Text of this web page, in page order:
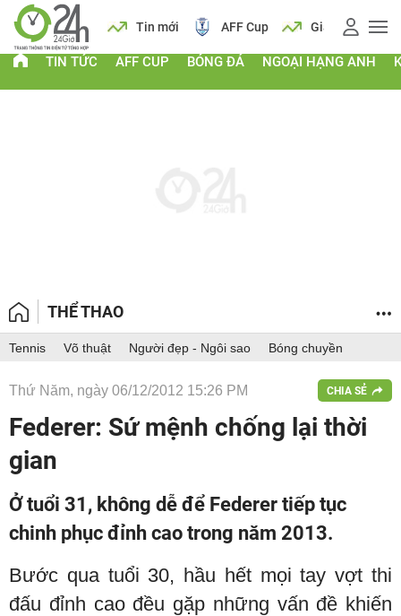
Lịch Tin mới AFF Cup Giá vàng
TIN TỨC AFF CUP BÓNG ĐÁ NGOẠI HẠNG ANH
THỂ THAO
Tennis Võ thuật Người đẹp - Ngôi sao Bóng chuyền
Thứ Năm, ngày 06/12/2012 15:26 PM CHIA SẺ
Federer: Sứ mệnh chống lại thời
gian
Ở tuổi 31, không dễ để Federer tiếp tục
chinh phục đỉnh cao trong năm 2013.
Bước qua tuổi 30, hầu hết mọi tay vợt thi
đấu đỉnh cao đều gặp những vấn đề khiến